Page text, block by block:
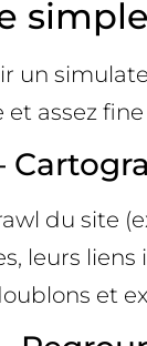
un
assez
du site
leurs
et